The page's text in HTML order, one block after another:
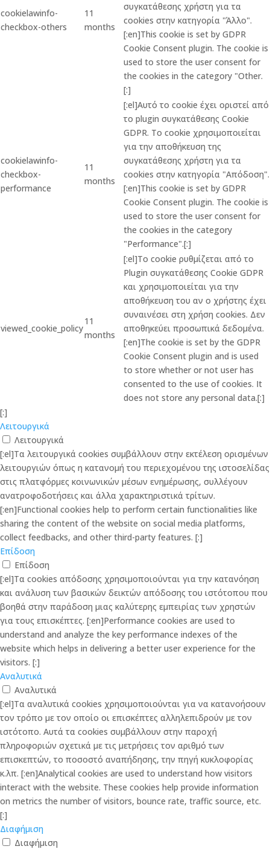
cookielawinfo-
checkbox-others
11
months
συγκατάθεσης χρήστη για τα
cookies στην κατηγορία "Άλλο".
[:en]This cookie is set by GDPR
Cookie Consent plugin. The cookie is
used to store the user consent for
the cookies in the category "Other.
[:]
cookielawinfo-
checkbox-
performance
11
months
[:el]Αυτό το cookie έχει οριστεί από
το plugin συγκατάθεσης Cookie
GDPR. Το cookie χρησιμοποιείται
για την αποθήκευση της
συγκατάθεσης χρήστη για τα
cookies στην κατηγορία "Απόδοση".
[:en]This cookie is set by GDPR
Cookie Consent plugin. The cookie is
used to store the user consent for
the cookies in the category
"Performance".[:]
viewed_cookie_policy
11
months
[:el]Το cookie ρυθμίζεται από το
Plugin συγκατάθεσης Cookie GDPR
και χρησιμοποιείται για την
αποθήκευση του αν ο χρήστης έχει
συναινέσει στη χρήση cookies. Δεν
αποθηκεύει προσωπικά δεδομένα.
[:en]The cookie is set by the GDPR
Cookie Consent plugin and is used
to store whether or not user has
consented to the use of cookies. It
does not store any personal data.[:]
[:]
Λειτουργικά
Λειτουργικά
[:el]Τα λειτουργικά cookies συμβάλλουν στην εκτέλεση ορισμένων
λειτουργιών όπως η κατανομή του περιεχομένου της ιστοσελίδας
στις πλατφόρμες κοινωνικών μέσων ενημέρωσης, συλλέγουν
ανατροφοδοτήσεις και άλλα χαρακτηριστικά τρίτων.
[:en]Functional cookies help to perform certain functionalities like
sharing the content of the website on social media platforms,
collect feedbacks, and other third-party features. [:]
Επίδοση
Επίδοση
[:el]Τα cookies απόδοσης χρησιμοποιούνται για την κατανόηση
και ανάλυση των βασικών δεικτών απόδοσης του ιστότοπου που
βοηθά στην παράδοση μιας καλύτερης εμπειρίας των χρηστών
για τους επισκέπτες. [:en]Performance cookies are used to
understand and analyze the key performance indexes of the
website which helps in delivering a better user experience for the
visitors. [:]
Αναλυτικά
Αναλυτικά
[:el]Τα αναλυτικά cookies χρησιμοποιούνται για να κατανοήσουν
τον τρόπο με τον οποίο οι επισκέπτες αλληλεπιδρούν με τον
ιστότοπο. Αυτά τα cookies συμβάλλουν στην παροχή
πληροφοριών σχετικά με τις μετρήσεις τον αριθμό των
επισκεπτών, το ποσοστό αναπήδησης, την πηγή κυκλοφορίας
κ.λπ. [:en]Analytical cookies are used to understand how visitors
interact with the website. These cookies help provide information
on metrics the number of visitors, bounce rate, traffic source, etc.
[:]
Διαφήμιση
Διαφήμιση